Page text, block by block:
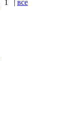
1
| все